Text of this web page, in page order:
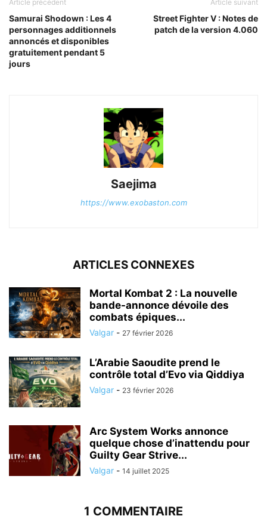
Article précédent
Samurai Shodown : Les 4
personnages additionnels
annoncés et disponibles
gratuitement pendant 5
jours
Article suivant
Street Fighter V : Notes de
patch de la version 4.060
Saejima
https://www.exobaston.com
ARTICLES CONNEXES
Mortal Kombat 2 : La nouvelle
bande-annonce dévoile des
combats épiques...
Valgar - 27 février 2026
L’Arabie Saoudite prend le
contrôle total d’Evo via Qiddiya
Valgar - 23 février 2026
Arc System Works annonce
quelque chose d’inattendu pour
Guilty Gear Strive...
Valgar - 14 juillet 2025
1 COMMENTAIRE